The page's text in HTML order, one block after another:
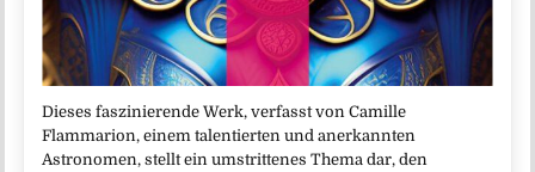
Dieses faszinierende Werk, verfasst von Camille
Flammarion, einem talentierten und anerkannten
Astronomen, stellt ein umstrittenes Thema dar, den